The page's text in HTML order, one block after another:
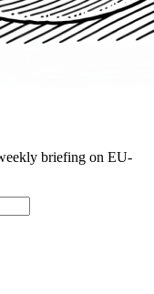
briefing on EU-